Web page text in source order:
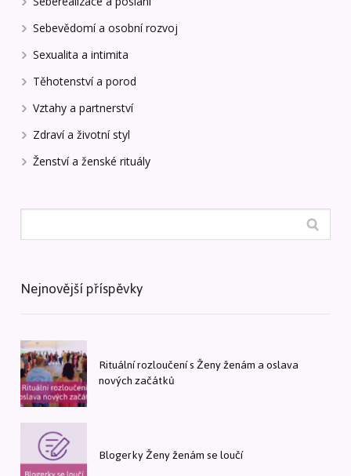
Sebevědomí a osobní rozvoj
Sexualita a intimita
Těhotenství a porod
Vztahy a partnerství
Zdraví a životní styl
Ženství a ženské rituály
Nejnovější příspěvky
Rituální rozloučení s Ženy ženám a oslava
nových začátků
Blogerky Ženy ženám se loučí